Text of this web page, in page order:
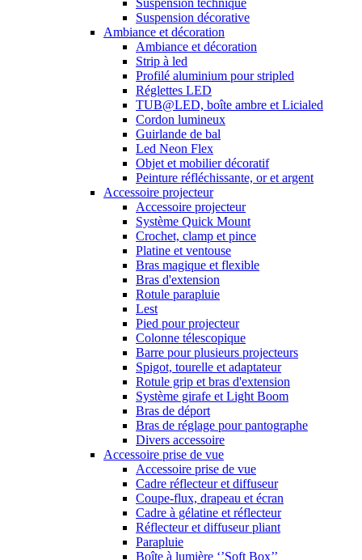
Suspension technique
Suspension décorative
Ambiance et décoration
Ambiance et décoration
Strip à led
Profilé aluminium pour stripled
Réglettes LED
TUB@LED, boîte ambre et Licialed
Cordon lumineux
Guirlande de bal
Led Neon Flex
Objet et mobilier décoratif
Peinture réfléchissante, or et argent
Accessoire projecteur
Accessoire projecteur
Système Quick Mount
Crochet, clamp et pince
Platine et ventouse
Bras magique et flexible
Bras d'extension
Rotule parapluie
Lest
Pied pour projecteur
Colonne télescopique
Barre pour plusieurs projecteurs
Spigot, tourelle et adaptateur
Rotule grip et bras d'extension
Système girafe et Light Boom
Bras de déport
Bras de réglage pour pantographe
Divers accessoire
Accessoire prise de vue
Accessoire prise de vue
Cadre réflecteur et diffuseur
Coupe-flux, drapeau et écran
Cadre à gélatine et réflecteur
Réflecteur et diffuseur pliant
Parapluie
Boîte à lumière ‘’Soft Box’’